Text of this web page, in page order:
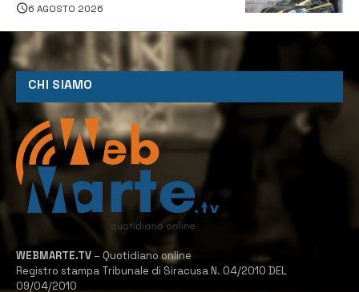
climatizzazione
6 AGOSTO 2026
CHI SIAMO
WEBMARTE.TV – Quotidiano online
Registro stampa Tribunale di Siracusa N. 04/2010 DEL
09/04/2010